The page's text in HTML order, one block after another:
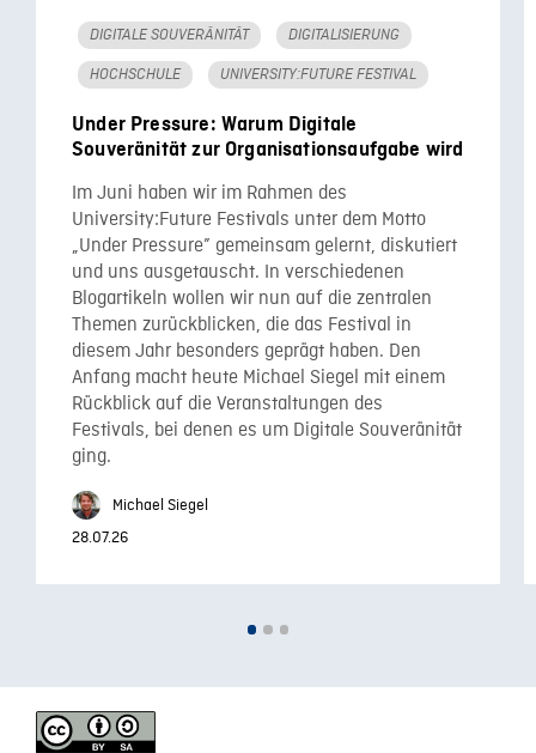
DIGITALE SOUVERÄNITÄT DIGITALISIERUNG
HOCHSCHULE UNIVERSITY:FUTURE FESTIVAL
Under Pressure: Warum Digitale
Souveränität zur Organisationsaufgabe wird
Im Juni haben wir im Rahmen des
University:Future Festivals unter dem Motto
„Under Pressure” gemeinsam gelernt, diskutiert
und uns ausgetauscht. In verschiedenen
Blogartikeln wollen wir nun auf die zentralen
Themen zurückblicken, die das Festival in
diesem Jahr besonders geprägt haben. Den
Anfang macht heute Michael Siegel mit einem
Rückblick auf die Veranstaltungen des
Festivals, bei denen es um Digitale Souveränität
ging.
Michael Siegel
28.07.26